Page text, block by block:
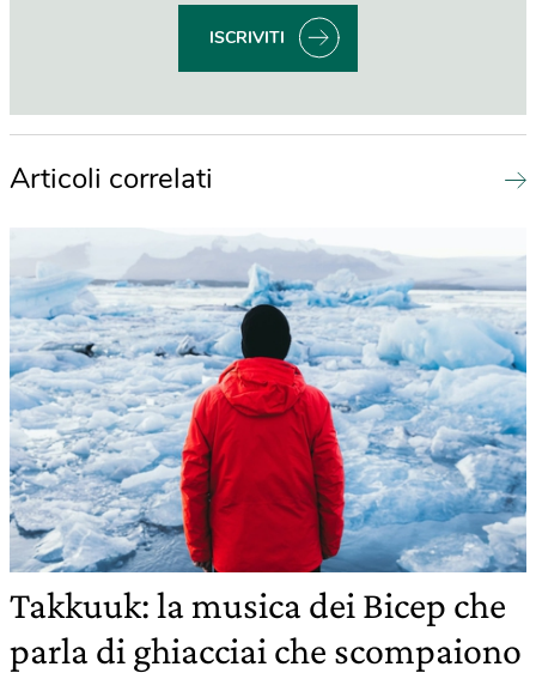
ISCRIVITI
Articoli correlati
Takkuuk: la musica dei Bicep che
parla di ghiacciai che scompaiono